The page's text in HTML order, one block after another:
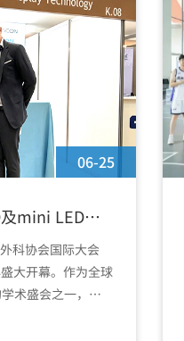
06-25
mini LED手
科协会国际大会
盛大开幕。作为全球
术盛会之一，本
家与行业先锋。